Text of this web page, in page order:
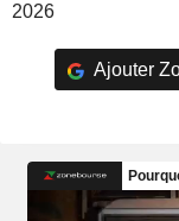
2026
Ajouter